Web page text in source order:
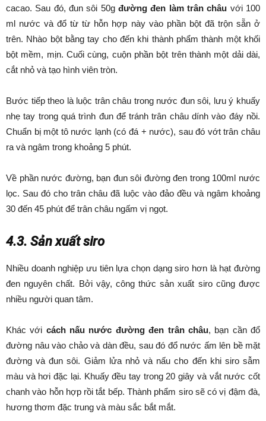
cacao. Sau đó, đun sôi 50g đường đen làm trân châu với 100
ml nước và đổ từ từ hỗn hợp này vào phần bột đã trộn sẵn ở
trên. Nhào bột bằng tay cho đến khi thành phẩm thành một khối
bột mềm, mịn. Cuối cùng, cuộn phần bột trên thành một dải dài,
cắt nhỏ và tạo hình viên tròn.
Bước tiếp theo là luộc trân châu trong nước đun sôi, lưu ý khuấy
nhẹ tay trong quá trình đun để tránh trân châu dính vào đáy nồi.
Chuẩn bị một tô nước lạnh (có đá + nước), sau đó vớt trân châu
ra và ngâm trong khoảng 5 phút.
Về phần nước đường, bạn đun sôi đường đen trong 100ml nước
lọc. Sau đó cho trân châu đã luộc vào đảo đều và ngâm khoảng
30 đến 45 phút để trân châu ngấm vị ngọt.
4.3. Sản xuất siro
Nhiều doanh nghiệp ưu tiên lựa chọn dạng siro hơn là hạt đường
đen nguyên chất. Bởi vậy, công thức sản xuất siro cũng được
nhiều người quan tâm.
Khác với cách nấu nước đường đen trân châu, bạn cần đổ
đường nâu vào chảo và dàn đều, sau đó đổ nước ấm lên bề mặt
đường và đun sôi. Giảm lửa nhỏ và nấu cho đến khi siro sẫm
màu và hơi đặc lại. Khuấy đều tay trong 20 giây và vắt nước cốt
chanh vào hỗn hợp rồi tắt bếp. Thành phẩm siro sẽ có vị đậm đà,
hương thơm đặc trung và màu sắc bắt mắt.